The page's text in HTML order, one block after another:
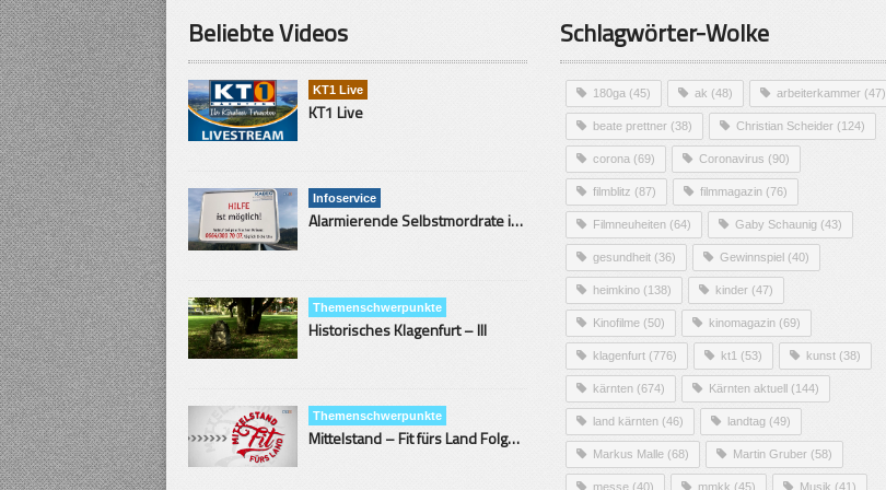
Beliebte Videos
KT1 Live
KT1 Live
Infoservice
Alarmierende Selbstmordrate in Kärnten
Themenschwerpunkte
Historisches Klagenfurt – III
Themenschwerpunkte
Mittelstand – Fit fürs Land Folge 9- Konditor
Schlagwörter-Wolke
180ga (45) ak (48) arbeiterkammer (47)
beate prettner (38) Christian Scheider (124)
corona (69) Coronavirus (90)
filmblitz (87) filmmagazin (76)
Filmneuheiten (64) Gaby Schaunig (43)
gesundheit (36) Gewinnspiel (40)
heimkino (138) kinder (47)
Kinofilme (50) kinomagazin (69)
klagenfurt (776) kt1 (53) kunst (38)
kärnten (674) Kärnten aktuell (144)
land kärnten (46) landtag (49)
Markus Malle (68) Martin Gruber (58)
messe (40) mmkk (45) Musik (41)